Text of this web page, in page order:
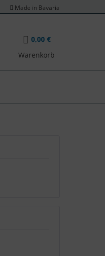
Made in Bavaria
0,00 €
Warenkorb